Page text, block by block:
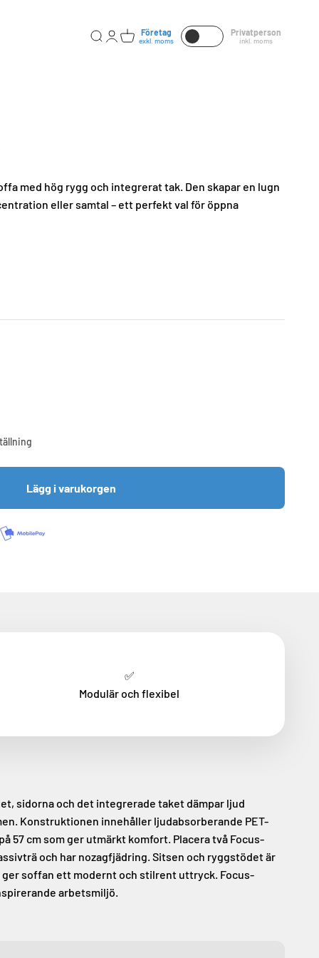
Öppna sök
Öppna kontosidan
Öppna varukorgen
Företag
exkl. moms
Privatperson
inkl. moms
med hög rygg och integrerat tak. Den skapar en lugn
eller samtal – ett perfekt val för öppna
Lägg i varukorgen
✅
Modulär och flexibel
sidorna och det integrerade taket dämpar ljud
Konstruktionen innehåller ljudabsorberande PET-
57 cm som ger utmärkt komfort. Placera två Focus-
och har nozagfjädring. Sitsen och ryggstödet är
soffan ett modernt och stilrent uttryck. Focus-
arbetsmiljö.